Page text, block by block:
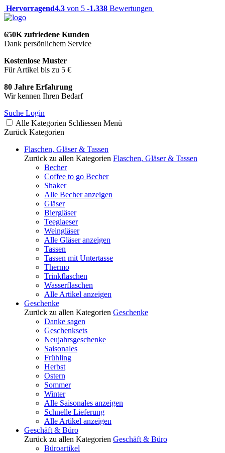
Hervorragend4.3 von 5 -1.338 Bewertungen
650K zufriedene Kunden
Dank persönlichem Service
Kostenlose Muster
Für Artikel bis zu 5 €
80 Jahre Erfahrung
Wir kennen Ihren Bedarf
Suche Login
Alle Kategorien Schliessen Menü
Zurück Kategorien
Flaschen, Gläser & Tassen
Zurück zu allen Kategorien Flaschen, Gläser & Tassen
Becher
Coffee to go Becher
Shaker
Alle Becher anzeigen
Gläser
Biergläser
Teeglaeser
Weingläser
Alle Gläser anzeigen
Tassen
Tassen mit Untertasse
Thermo
Trinkflaschen
Wasserflaschen
Alle Artikel anzeigen
Geschenke
Zurück zu allen Kategorien Geschenke
Danke sagen
Geschenksets
Neujahrsgeschenke
Saisonales
Frühling
Herbst
Ostern
Sommer
Winter
Alle Saisonales anzeigen
Schnelle Lieferung
Alle Artikel anzeigen
Geschäft & Büro
Zurück zu allen Kategorien Geschäft & Büro
Büroartikel